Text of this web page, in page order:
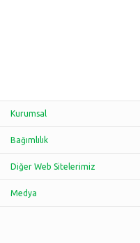
Kurumsal
Bağımlılık
Diğer Web Sitelerimiz
Medya